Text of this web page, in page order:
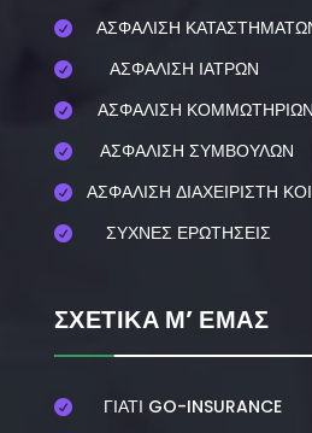
 ΑΣΦΑΛΙΣΗ
 ΑΣΦΑΛΙΣΗ ΙΑΤΡΩΝ
 ΑΣΦΑΛΙΣΗ ΚΟΜΜΩΤΗΡΙΩΝ
 ΑΣΦΑΛΙΣΗ ΣΥΜΒΟΥΛΩΝ
 ΑΣΦΑΛΙΣΗ ΔΙΑΧΕΙΡΙΣΤΗ
 ΣΥΧΝΕΣ ΕΡΩΤΗΣΕΙΣ
ΣΧΕΤΙΚΑ Μ’ ΕΜΑΣ
 ΓΙΑΤΙ GO-INSURANCE